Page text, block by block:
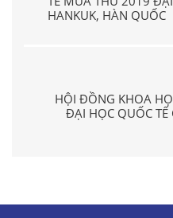
HANKUK, HÀN QUỐC
HỘI ĐỒNG KHOA
ĐẠI HỌC QUỐC TẾ